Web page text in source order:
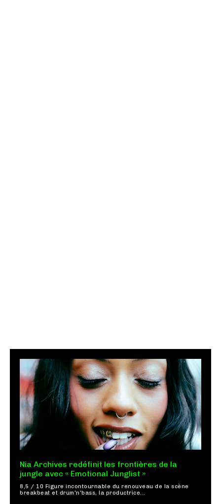
Nia Archives redéfinit les frontières de la
jungle avec « Emotional Junglist »
8,5 / 10 Figure incontournable du renouveau de la scène
breakbeat et drum'n'bass, la productrice...